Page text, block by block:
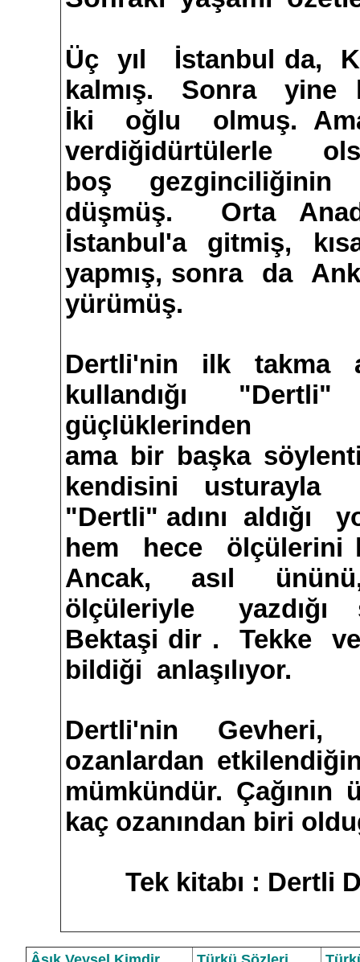
Üç yıl İstanbul da,
kalmış. Sonra yine
İki oğlu olmuş. Ama
verdiğidürtülerle
boş
düşmüş. Orta
İstanbul'a gitmiş,
yapmış, sonra da
yürümüş.
Dertli'nin ilk takma
kullandığı
ama bir başka
kendisini usturayla
"Dertli" adını aldığı
hem hece ölçülerini
Ancak, asıl
ölçüleriyle yazdığı
Bektaşi dir . Tekke
bildiği anlaşılıyor.
Dertli'nin
ozanlardan
mümkündür.
kaç ozanından biri
Tek kitabı : Dertli